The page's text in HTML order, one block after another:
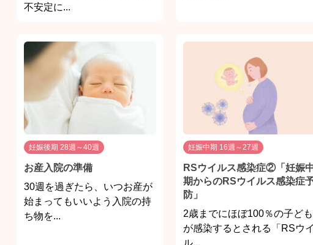
不安定に...
妊娠後期 28週～40週
お産入院の準備
30週を過ぎたら、いつお産が
始まってもいいよう入院の持
ち物を...
妊娠中期 16週～27週
RSウイルス感染症②「妊娠
期からのRSウイルス感染症
防」
2歳までにほぼ100％の子ども
が感染するとされる「RSウ
ル...